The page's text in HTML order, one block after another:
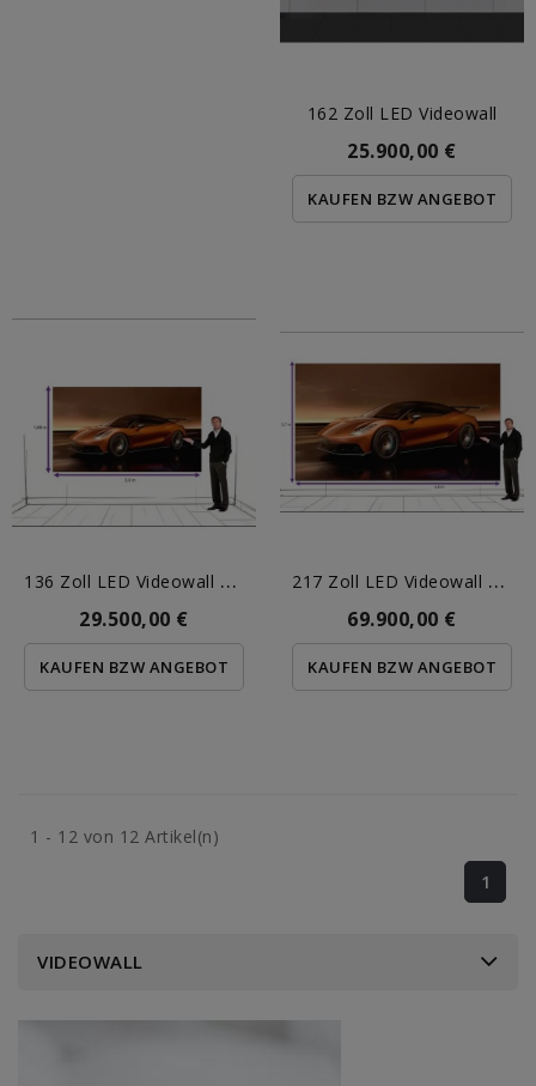
162 Zoll LED Videowall
25.900,00 €
KAUFEN BZW ANGEBOT
1
36 Zoll LED Videowall 5qm
29.500,00 €
KAUFEN BZW ANGEBOT
2
17 Zoll LED Videowall 13qm
69.900,00 €
KAUFEN BZW ANGEBOT
1 - 12 von 12 Artikel(n)
1
VIDEOWALL